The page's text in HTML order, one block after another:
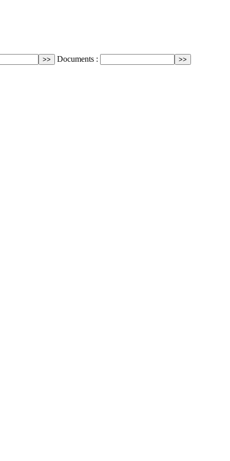
Documents :